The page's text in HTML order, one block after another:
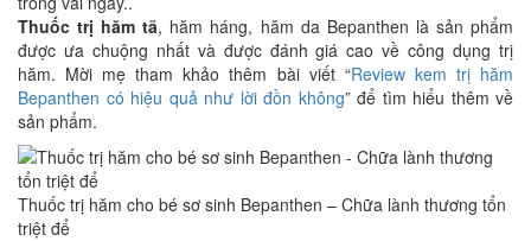
Thuốc trị hăm tã, hăm háng, hăm da Bepanthen là sản phẩm
được ưa chuộng nhất và được đánh giá cao về công dụng trị
hăm. Mời mẹ tham khảo thêm bài viết “Review kem trị hăm
Bepanthen có hiệu quả như lời đồn không” để tìm hiểu thêm về
sản phẩm.
Thuốc trị hăm cho bé sơ sinh Bepanthen – Chữa lành thương tổn
triệt để